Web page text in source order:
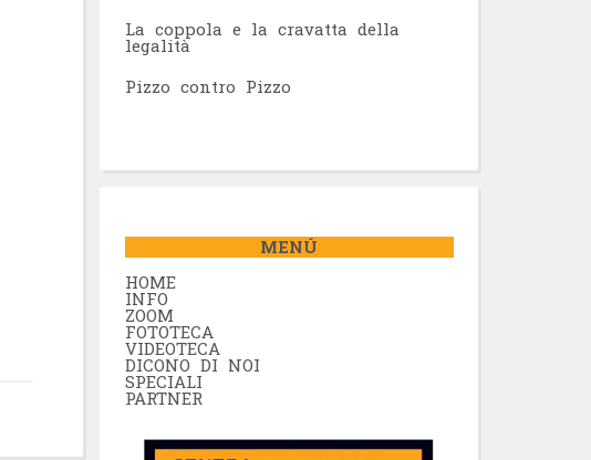
La coppola e la cravatta della
legalità
Pizzo contro Pizzo
MENÚ
HOME
INFO
ZOOM
FOTOTECA
VIDEOTECA
DICONO DI NOI
SPECIALI
PARTNER